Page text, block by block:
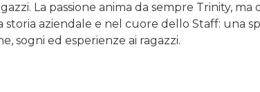
La passione anima da sempre Trinity,
aziendale e nel cuore dello Staff: una
sogni ed esperienze ai ragazzi.